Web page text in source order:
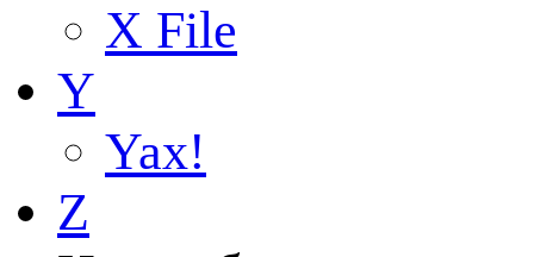
X File
Y
Yax!
Z